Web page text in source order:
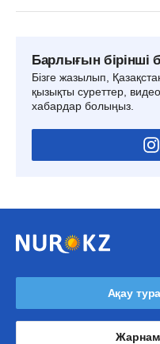
Барлығын бірінші
Бізге жазылып,
қызықты суреттер,
хабардар болыңыз.
Ақау